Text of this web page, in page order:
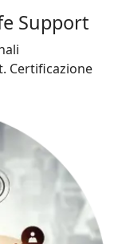
Support
Certificazione